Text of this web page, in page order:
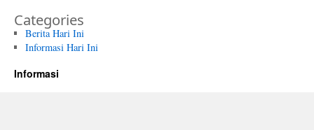
Categories
Berita Hari Ini
Informasi Hari Ini
Informasi